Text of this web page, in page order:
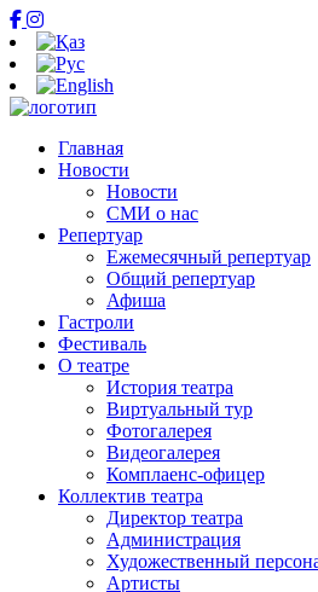
Главная
Новости
Новости
СМИ о нас
Репертуар
Ежемесячный репертуар
Общий репертуар
Афиша
Гастроли
Фестиваль
О театре
История театра
Виртуальный тур
Фотогалерея
Видеогалерея
Комплаенс-офицер
Коллектив театра
Директор театра
Администрация
Художественный
Артисты